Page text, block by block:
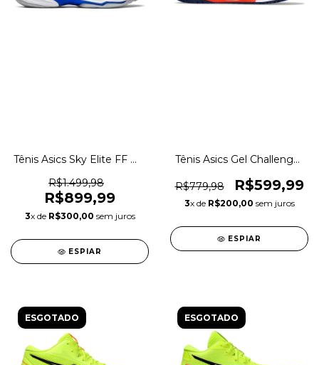
Tênis Asics Sky Elite FF MT
1magnus
R$1.499,98
R$899,99
3x de R$300,00 sem juros
ESPIAR
Tênis Asics Gel Challenger
1magnus
R$779,98 R$599,99
3x de R$200,00 sem juros
ESPIAR
ESGOTADO ESGOTADO